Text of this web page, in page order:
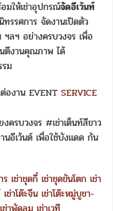
มให้เช่าอุปกรณ์จัดอีเว้นท์
รรศการ จัดงานเปิดตัว
ลฯ อย่างครบวงจร เพื่อ
ตีงานคุณภาพ ได้
ม
องาน EVENT SERVICE
ครบวงจร #เช่าเต็นท์สีขาว
อีเว้นต์ เพื่อใช้บังแดด กัน
ร เช่าชุดกี๋ เช่าชุดขันโตก เช่า
เช่าโต๊ะจีน เช่าโต๊ะหมู่บูชา-